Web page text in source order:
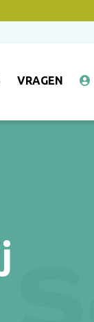
VRAGEN